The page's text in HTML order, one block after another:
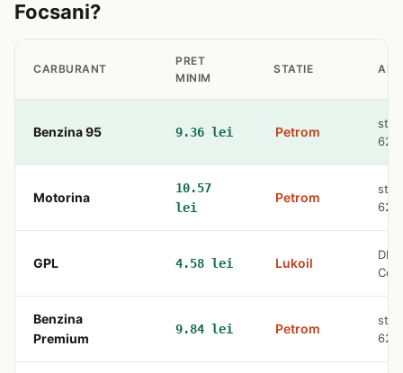
Focsani?
CARBURANT
PRET
MINIM
STATIE
Benzina 95 9.36 lei Petrom
str.
Motorina
10.57
lei
Petrom
str.
GPL 4.58 lei Lukoil
Benzina
Premium
9.84 lei Petrom
str.